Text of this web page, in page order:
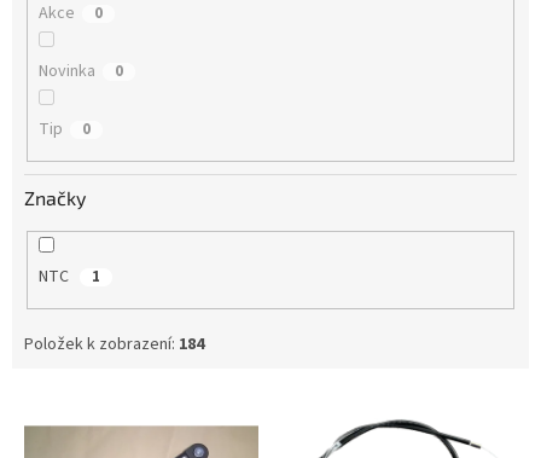
Akce 0
Novinka 0
Tip 0
Značky
NTC 1
Položek k zobrazení: 184